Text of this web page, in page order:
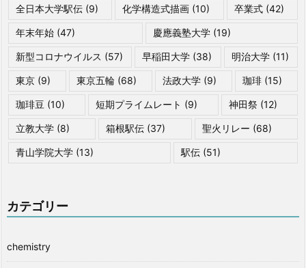
全日本大学駅伝 (9) 化学構造式描画 (10) 卒業式(42)
年末年始 (47) 慶應義塾大学(19)
新型コロナウイルス (57) 早稲田大学 (38) 明治大学(11)
東京 (9) 東京五輪 (68) 法政大学 (9) 珈琲 (15)
珈琲豆 (10) 短期プライムレート (9) 神田祭(12)
立教大学 (8) 箱根駅伝 (37) 聖火リレー (68)
青山学院大学 (13) 駅伝 (51)
カテゴリー
chemistry